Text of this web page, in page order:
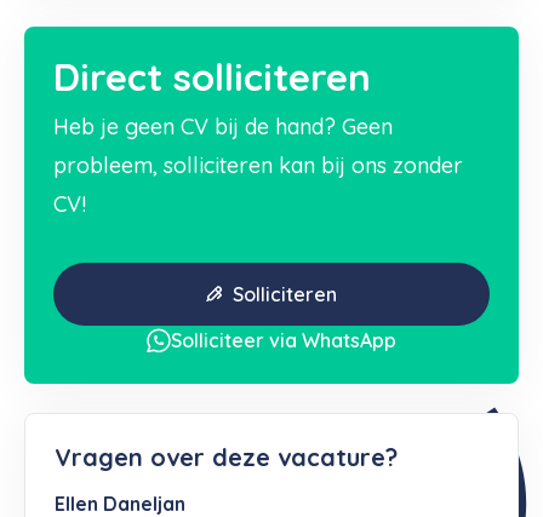
Direct solliciteren
Heb je geen CV bij de hand? Geen
probleem, solliciteren kan bij ons zonder
CV!
Solliciteren
Solliciteer via WhatsApp
Vragen over deze vacature?
Ellen Daneljan